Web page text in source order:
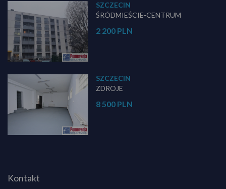
SZCZECIN
ŚRÓDMIEŚCIE-CENTRUM
2 200 PLN
SZCZECIN
ZDROJE
8 500 PLN
Kontakt